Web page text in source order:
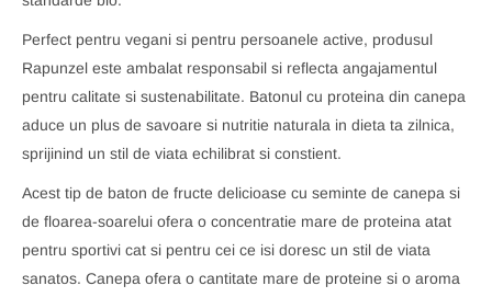
Perfect pentru vegani si pentru persoanele active, produsul
Rapunzel este ambalat responsabil si reflecta angajamentul
pentru calitate si sustenabilitate. Batonul cu proteina din canepa
aduce un plus de savoare si nutritie naturala in dieta ta zilnica,
sprijinind un stil de viata echilibrat si constient.
Acest tip de baton de fructe delicioase cu seminte de canepa si
de floarea-soarelui ofera o concentratie mare de proteina atat
pentru sportivi cat si pentru cei ce isi doresc un stil de viata
sanatos. Canepa ofera o cantitate mare de proteine si o aroma